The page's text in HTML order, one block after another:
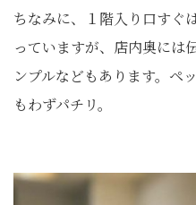
ちなみに、１階入り口すぐ
っていますが、店内奥には
ンプルなどもあります。ペ
もわずパチリ。